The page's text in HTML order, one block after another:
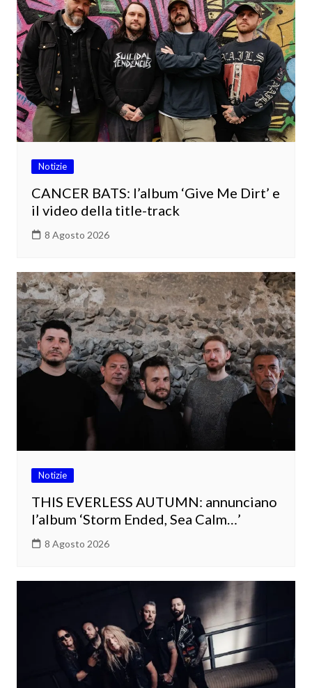
Notizie
CANCER BATS: l’album ‘Give Me Dirt’ e
il video della title-track
8 Agosto 2026
Notizie
THIS EVERLESS AUTUMN: annunciano
l’album ‘Storm Ended, Sea Calm…’
8 Agosto 2026